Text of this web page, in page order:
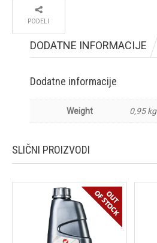
PODELI
DODATNE INFORMACIJE
Dodatne informacije
Weight 0,95 kg
SLIČNI PROIZVODI